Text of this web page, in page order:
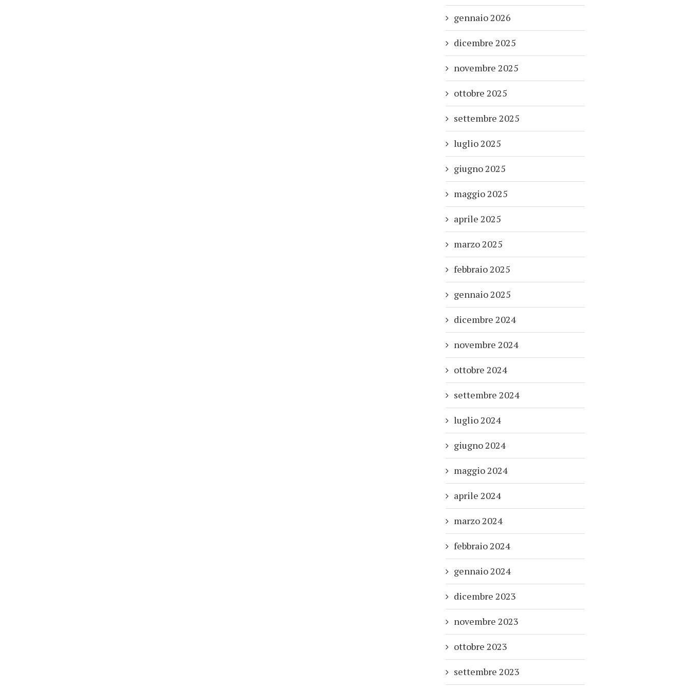
gennaio 2026
dicembre 2025
novembre 2025
ottobre 2025
settembre 2025
luglio 2025
giugno 2025
maggio 2025
aprile 2025
marzo 2025
febbraio 2025
gennaio 2025
dicembre 2024
novembre 2024
ottobre 2024
settembre 2024
luglio 2024
giugno 2024
maggio 2024
aprile 2024
marzo 2024
febbraio 2024
gennaio 2024
dicembre 2023
novembre 2023
ottobre 2023
settembre 2023